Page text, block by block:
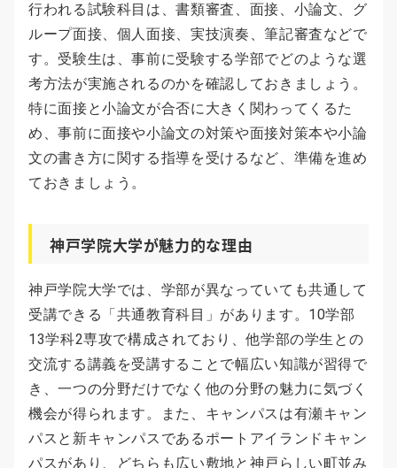
行われる試験科目は、書類審査、面接、小論文、グ
ループ面接、個人面接、実技演奏、筆記審査などで
す。受験生は、事前に受験する学部でどのような選
考方法が実施されるのかを確認しておきましょう。
特に面接と小論文が合否に大きく関わってくるた
め、事前に面接や小論文の対策や面接対策本や小論
文の書き方に関する指導を受けるなど、準備を進め
ておきましょう。
神戸学院大学が魅力的な理由
神戸学院大学では、学部が異なっていても共通して
受講できる「共通教育科目」があります。10学部
13学科2専攻で構成されており、他学部の学生との
交流する講義を受講することで幅広い知識が習得で
き、一つの分野だけでなく他の分野の魅力に気づく
機会が得られます。また、キャンパスは有瀬キャン
パスと新キャンパスであるポートアイランドキャン
パスがあり、どちらも広い敷地と神戸らしい町並み